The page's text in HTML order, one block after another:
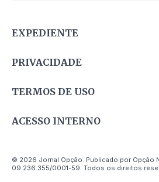
EXPEDIENTE
PRIVACIDADE
TERMOS DE USO
ACESSO INTERNO
© 2026 Jornal Opção. Publicado por Opção
09.236.355/0001-59. Todos os direitos